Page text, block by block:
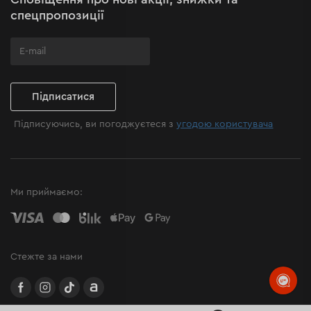
Поширені запитання
спецпропозиції
Підписатися
Підписуючись, ви погоджуєтеся зугодою користувача
Ми приймаємо:
Стежте за нами
facebookinstagramTikTokAllegro